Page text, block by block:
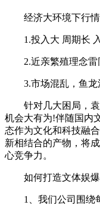
经济大环境下行情
1.投入大 周期长
2.近亲繁殖理念雷
3.市场混乱，鱼龙
针对几大困局，袁
机会大有为!伴随国内
态作为文化和科技融
新相结合的产物，将
心竞争力。
如何打造文体娱爆
1、我们公司围绕每